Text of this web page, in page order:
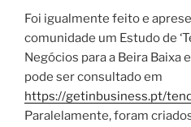
Foi igualmente feito e
comunidade um Estudo de
Negócios para a Beira Baixa
pode ser consultado em
https://getinbusiness.pt/
Paralelamente, foram